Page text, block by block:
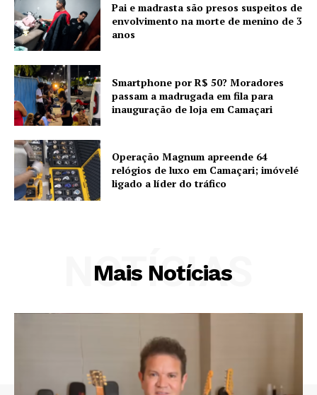
Pai e madrasta são presos suspeitos de
envolvimento na morte de menino de 3
anos
Smartphone por R$ 50? Moradores
passam a madrugada em fila para
inauguração de loja em Camaçari
Operação Magnum apreende 64
relógios de luxo em Camaçari; imóvelé
ligado a líder do tráfico
Mais Notícias
NOTÍCIAS